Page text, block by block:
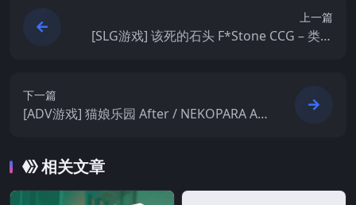
上一篇
[SLG游戏] 该死的石头 F*Stone CCG – 类炉
下一篇
[ADV游戏] 猫娘乐园 After / NEKOPARA Aft
相关文章